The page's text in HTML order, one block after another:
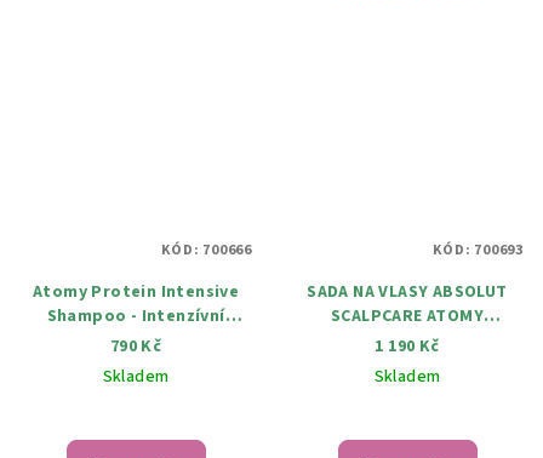
Atomy Protein Intensive
Shampoo - Intenzívní
Proteinový šampon 400 ml
790 Kč
Skladem
KÓD: 700666
SADA NA VLASY ABSOLUT
SCALPCARE ATOMY
(ŠAMPON 500ML,
KONDICIONÉR 500ML)
1 190 Kč
Skladem
KÓD: 700693